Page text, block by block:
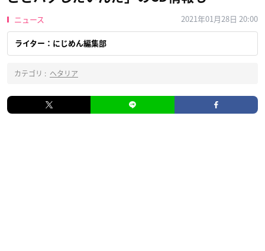
ニュース 2021年01月28日 20:00
ライター：にじめん編集部
カテゴリ : ヘタリア